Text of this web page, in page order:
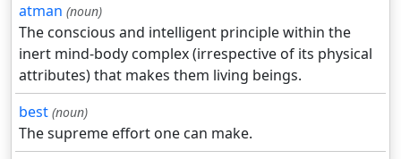
atman (noun)
The conscious and intelligent principle within the
inert mind-body complex (irrespective of its physical
attributes) that makes them living beings.
best (noun)
The supreme effort one can make.